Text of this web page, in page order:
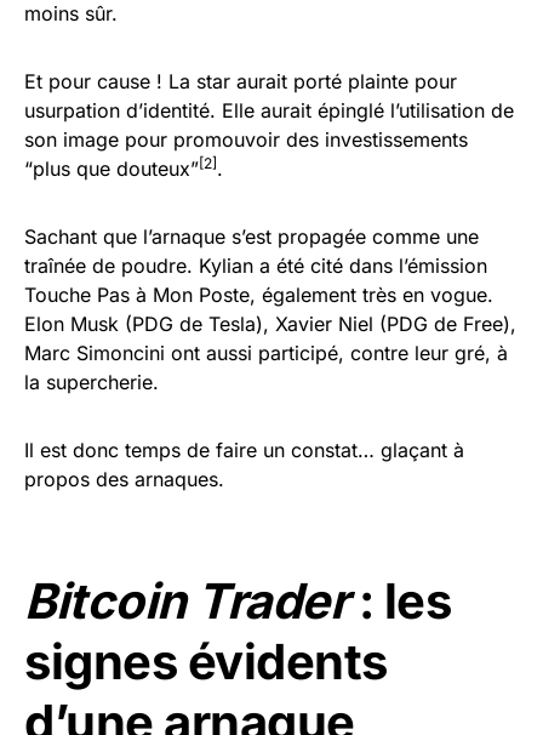
moins sûr.
Et pour cause ! La star aurait porté plainte pour
usurpation d’identité. Elle aurait épinglé l’utilisation de
son image pour promouvoir des investissements
“plus que douteux”[2] .
Sachant que l’arnaque s’est propagée comme une
traînée de poudre. Kylian a été cité dans l’émission
Touche Pas à Mon Poste, également très en vogue.
Elon Musk (PDG de Tesla), Xavier Niel (PDG de Free),
Marc Simoncini ont aussi participé, contre leur gré, à
la supercherie.
Il est donc temps de faire un constat… glaçant à
propos des arnaques.
Bitcoin Trader: les
signes évidents
d’une arnaque